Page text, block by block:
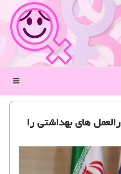
منو
های بهداشتی را